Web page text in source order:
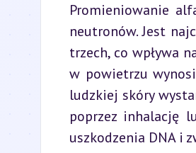
Promieniowanie
neutronów. Jest
trzech, co wpływa
w powietrzu
ludzkiej skóry
poprzez inhalację
uszkodzenia DNA i